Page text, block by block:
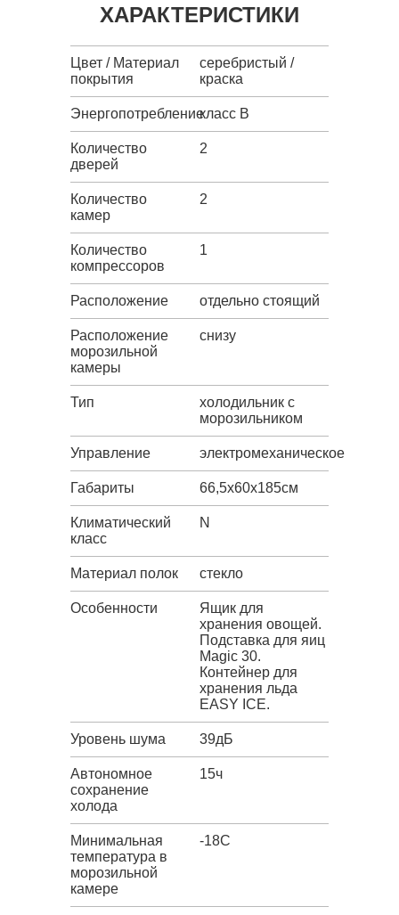
ХАРАКТЕРИСТИКИ
Цвет / Материал
покрытия
серебристый /
краска
Энергопотреблениекласс B
Количество
дверей
2
Количество
камер
2
Количество
компрессоров
1
Расположение отдельно стоящий
Расположение
морозильной
камеры
снизу
Тип
холодильник с
морозильником
Управление электромеханическое
Габариты 66,5х60х185см
Климатический
класс
N
Материал полок стекло
Особенности
Ящик для
хранения овощей.
Подставка для яиц
Magic 30.
Контейнер для
хранения льда
EASY ICE.
Уровень шума 39дБ
Автономное
сохранение
холода
15ч
Минимальная
температура в
морозильной
камере
-18C